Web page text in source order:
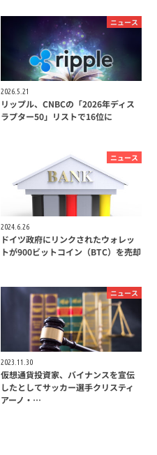
ニュース
2026.5.21
リップル、CNBCの「2026年ディス
ラプター50」リストで16位に
ニュース
2024.6.26
ドイツ政府にリンクされたウォレッ
トが900ビットコイン（BTC）を売却
ニュース
2023.11.30
仮想通貨投資家、バイナンスを宣伝
したとしてサッカー選手クリスティ
アーノ・…